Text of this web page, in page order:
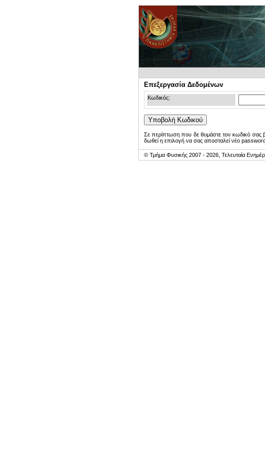
Επεξεργασία Δεδομένων
Κωδικός:
Σε περίπτωση που δε θυμάστε τον κωδικό σας
δωθεί η επιλογή να σας αποσταλεί νέο
© Τμήμα Φυσικής 2007 - 2026, Τελευταία